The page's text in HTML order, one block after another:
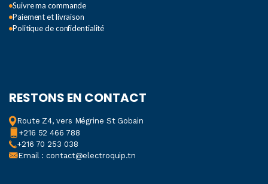
Suivre ma commande
Paiement et livraison
Politique de confidentialité
RESTONS EN CONTACT
Route Z4, vers Mégrine St Gobain
+216 52 466 788
+216 70 253 038
Email : contact@electroquip.tn